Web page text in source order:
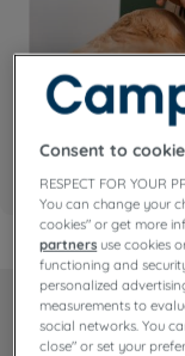
Hotel
Nos
Consent to
RESPECT FOR YOUR
You can change your
cookies" or get more
partners use cookies
functioning and
personalized
measurements to
social networks. You
close" or set your